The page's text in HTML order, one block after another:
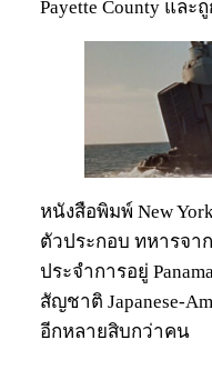
Payette County แล
หนังสือพิมพ์ New
ตัวประกอบ ทหารจา
ประจำการอยู่
สัญชาติ Japanese-
อีกหลายสิบกว่าคน